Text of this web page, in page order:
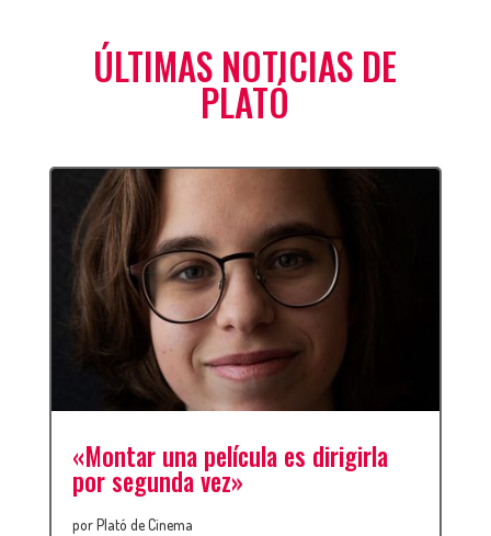
ÚLTIMAS NOTICIAS DE
PLATÓ
«Montar una película es dirigirla
por segunda vez»
porPlató de Cinema